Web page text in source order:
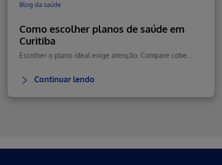
Blog da saúde
Como escolher planos de saúde em
Curitiba
Continuar lendo